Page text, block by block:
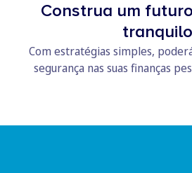
Construa um
tranquilo
Com estratégias simples,
segurança nas suas finanças